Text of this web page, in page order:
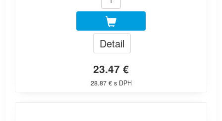
Detail
23.47 €
28.87 € s DPH